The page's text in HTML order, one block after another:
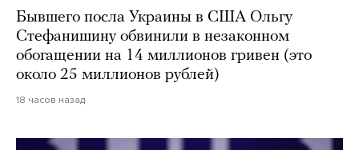
Бывшего посла Украины в США Ольгу
Стефанишину обвинили в незаконном
обогащении на 14 миллионов гривен (это
около 25 миллионов рублей)
18 часов назад